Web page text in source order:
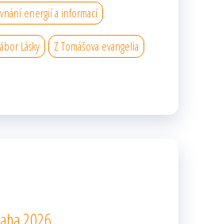
energií a informací
Lásky Z Tomášova evangelia
2026